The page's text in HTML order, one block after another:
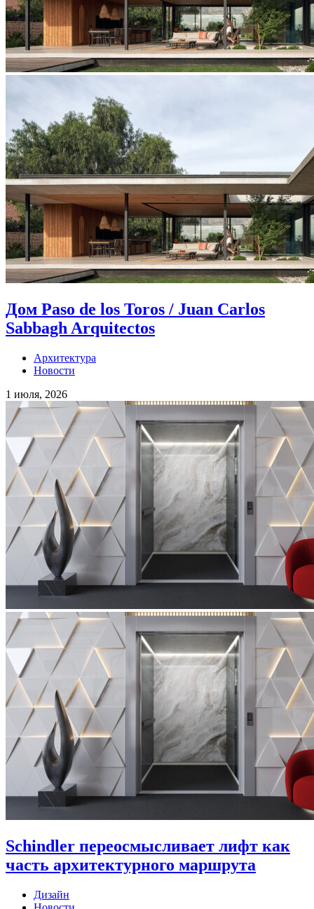
Дом Paso de los Toros / Juan Carlos
Sabbagh Arquitectos
Архитектура
Новости
1 июля, 2026
Schindler переосмысливает лифт как
часть архитектурного маршрута
Дизайн